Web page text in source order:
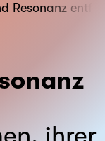
Resonanz